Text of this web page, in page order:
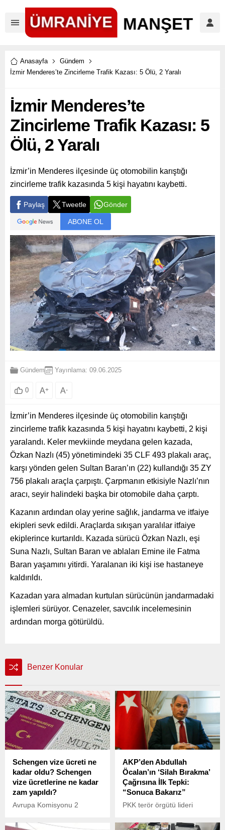
Anasayfa
Gündem
İzmir Menderes’te Zincirleme Trafik Kazası: 5 Ölü, 2 Yaralı
İzmir Menderes’te
Zincirleme Trafik Kazası: 5
Ölü, 2 Yaralı
İzmir’in Menderes ilçesinde üç otomobilin karıştığı
zincirleme trafik kazasında 5 kişi hayatını kaybetti.
Paylaş Tweetle Gönder
ABONE OL
Gündem Yayınlama: 09.06.2025
0 A+ A-
İzmir’in Menderes ilçesinde üç otomobilin karıştığı
zincirleme trafik kazasında 5 kişi hayatını kaybetti, 2 kişi
yaralandı. Keler mevkiinde meydana gelen kazada,
Özkan Nazlı (45) yönetimindeki 35 CLF 493 plakalı araç,
karşı yönden gelen Sultan Baran’ın (22) kullandığı 35 ZY
756 plakalı araçla çarpıştı. Çarpmanın etkisiyle Nazlı’nın
aracı, seyir halindeki başka bir otomobile daha çarptı.
Kazanın ardından olay yerine sağlık, jandarma ve itfaiye
ekipleri sevk edildi. Araçlarda sıkışan yaralılar itfaiye
ekiplerince kurtarıldı. Kazada sürücü Özkan Nazlı, eşi
Suna Nazlı, Sultan Baran ve ablaları Emine ile Fatma
Baran yaşamını yitirdi. Yaralanan iki kişi ise hastaneye
kaldırıldı.
Kazadan yara almadan kurtulan sürücünün jandarmadaki
işlemleri sürüyor. Cenazeler, savcılık incelemesinin
ardından morga götürüldü.
Benzer Konular
Schengen vize ücreti ne
kadar oldu? Schengen
vize ücretlerine ne kadar
zam yapıldı?
Avrupa Komisyonu 2
ücret artışına ilişkin bir
AKP’den Abdullah
Öcalan’ın ‘Silah Bırakma’
Çağrısına İlk Tepki:
“Sonuca Bakarız”
PKK terör örgütü lideri
gruplar silah bırakmalı, PKK